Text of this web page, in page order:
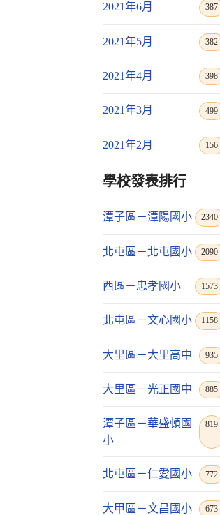
2021年6月 387
2021年5月 382
2021年4月 398
2021年3月 499
2021年2月 156
學校發表排行
潭子區－潭陽國小 2340
北屯區－北屯國小 2090
西區－忠孝國小 1573
北屯區－文心國小 1158
大里區－大里高中 935
大里區－光正國中 885
潭子區－華盛頓國
小
819
北屯區－仁愛國小 772
大甲區－文昌國小 673